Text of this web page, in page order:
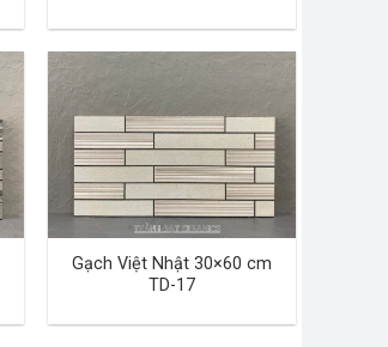
Gạch Việt Nhật 30×60 cm
TD-17